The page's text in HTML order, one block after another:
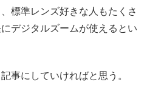
標準レンズ好きな人もたくさ
デジタルズームが使えるとい
事にしていければと思う。